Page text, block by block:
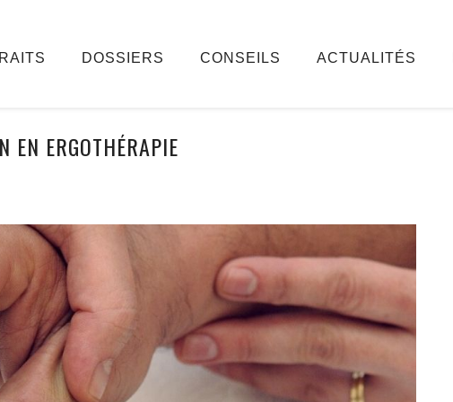
DOSSIERS CONSEILS ACTUALITÉS
EN ERGOTHÉRAPIE